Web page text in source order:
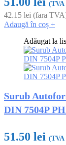
(TVA
42.15 lei (fara
Adaugă în coș +
Adăugat la
Surub
DIN 7504P
51.50 lei (TVA